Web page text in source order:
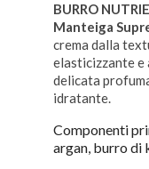
BURRO
Manteiga
crema dalla
elasticizzante e
delicata
idratante.
Componenti
argan, burro di